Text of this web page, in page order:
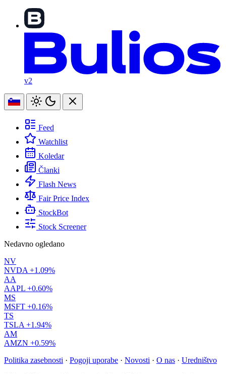
v2
Feed
Watchlist
Koledar
Članki
Flash News
Fair Price Index
StockBot
Stock Screener
Nedavno ogledano
NV
NVDA +1.09%
AA
AAPL +0.60%
MS
MSFT +0.16%
TS
TSLA +1.94%
AM
AMZN +0.59%
Politika zasebnosti · Pogoji uporabe · Novosti · O nas · Uredništvo